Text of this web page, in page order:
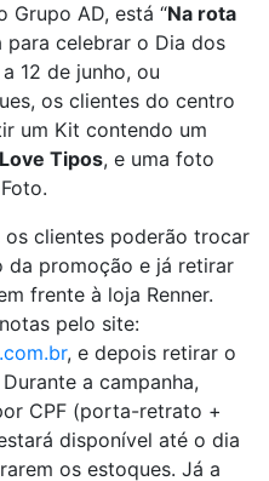
Grupo AD, está “Na rota
para celebrar o Dia dos
12 de junho, ou
os clientes do centro
um Kit contendo um
Love Tipos, e uma foto
Foto.
clientes poderão trocar
da promoção e já retirar
frente à loja Renner.
pelo site:
, e depois retirar o
a campanha,
CPF (porta-retrato +
disponível até o dia
os estoques. Já a